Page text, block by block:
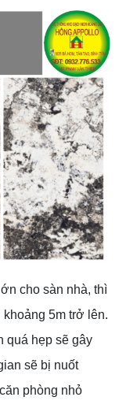
cho sàn nhà, thì
5m trở lên.
quá hẹp sẽ gây
sẽ bị nuốt
phòng nhỏ